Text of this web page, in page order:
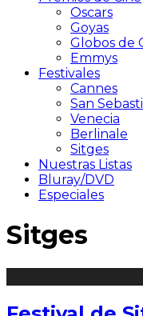
Oscars
Goyas
Globos de
Emmys
Festivales
Cannes
San
Venecia
Berlinale
Sitges
Nuestras Listas
Bluray/DVD
Especiales
Sitges